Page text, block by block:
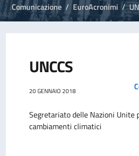
Comunicazione EuroAcronimi
UNCCS
20 GENNAIO 2018
Segretariato delle Nazioni Unite
cambiamenti climatici